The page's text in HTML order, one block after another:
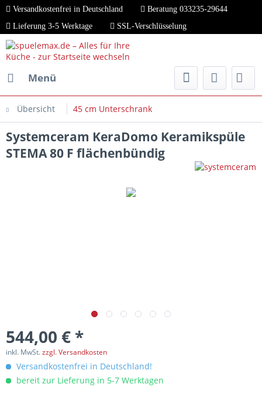
Versandkostenfrei in Deutschland
Beratung 033235-29644
Lieferung 3-5 Werktage
SSL-Verschlüsselung
Menü
Übersicht 45 cm Unterschrank
Systemceram KeraDomo Keramikspüle
STEMA 80 F flächenbündig
544,00 € *
inkl. MwSt.zzgl. Versandkosten
Versandkostenfrei in Deutschland!
bereit zur Lieferung in 5-7 Werktagen